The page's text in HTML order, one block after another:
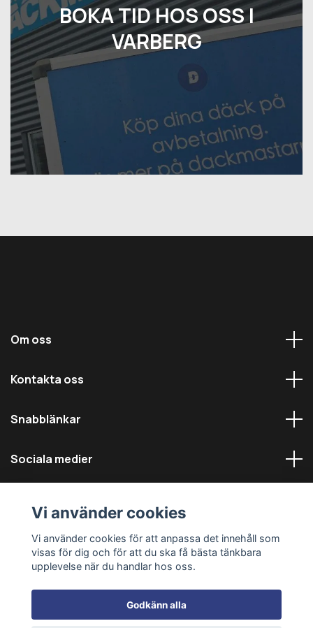
BOKA TID HOS OSS I
VARBERG
Om oss
Kontakta oss
Snabblänkar
Sociala medier
© 2026 Däckmästarna - Alla rättigheter reserverade
Vi använder cookies
Vi använder cookies för att anpassa det innehåll som
visas för dig och för att du ska få bästa tänkbara
upplevelse när du handlar hos oss.
Godkänn alla